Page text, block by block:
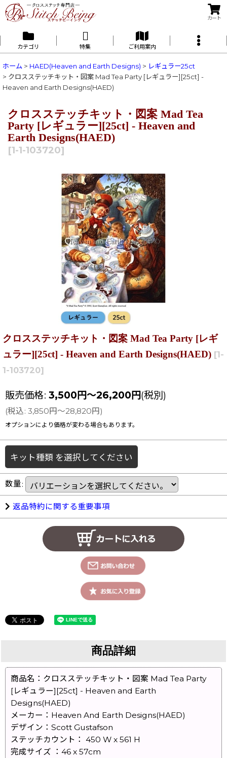
カート
カテゴリ 特集 ご利用案内
ホーム > HAED(Heaven and Earth Designs) > レギュラー25ct
> クロスステッチキット・図案 Mad Tea Party [レギュラー][25ct] -
Heaven and Earth Designs(HAED)
クロスステッチキット・図案 Mad Tea
Party [レギュラー][25ct] - Heaven and
Earth Designs(HAED)
[1-1-103720]
クロスステッチキット・図案 Mad Tea Party [レギ
ュラー][25ct] - Heaven and Earth Designs(HAED) [1-
1-103720]
販売価格: 3,500 円～26,200 円(税別)
(税込: 3,850円 ～28,820円 )
オプションにより価格が変わる場合もあります。
キット種類 を選択してください
数量:
返品特約に関する重要事項
商品詳細
商品名：クロスステッチキット・図案 Mad Tea Party
[レギュラー][25ct] - Heaven and Earth
Designs(HAED)
メーカー：Heaven And Earth Designs(HAED)
デザイン：Scott Gustafson
ステッチカウント： 450 W x 561 H
完成サイズ ：46 x 57cm